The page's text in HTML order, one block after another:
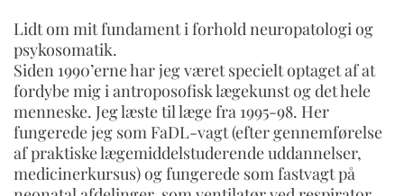
Lidt om mit fundament i forhold neuropatologi og
psykosomatik.
Siden 1990’erne har jeg været specielt optaget af at
fordybe mig i antroposofisk lægekunst og det hele
menneske. Jeg læste til læge fra 1995-98. Her
fungerede jeg som FaDL-vagt (efter gennemførelse
af praktiske lægemiddelstuderende uddannelser,
medicinerkursus) og fungerede som fastvagt på